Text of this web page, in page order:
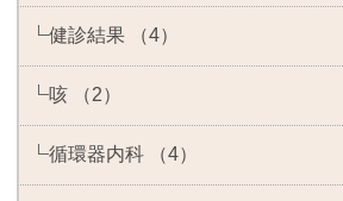
健診結果 （4）
咳 （2）
循環器内科 （4）